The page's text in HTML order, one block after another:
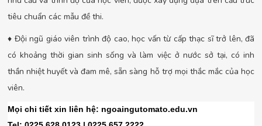
tiêu chuẩn các mẫu đề thi.
♦ Đội ngũ giáo viên trình độ cao, học vấn từ cấp thạc sĩ trở lên, đã
có khoảng thời gian sinh sống và làm việc ở nước sở tại, có inh
thần nhiệt huyết và đam mê, sẵn sàng hỗ trợ mọi thắc mắc của học
viên.
Mọi chi tiết xin liên hệ: ngoaingutomato.edu.vn